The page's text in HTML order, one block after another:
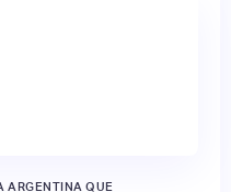
ARGENTINA QUE